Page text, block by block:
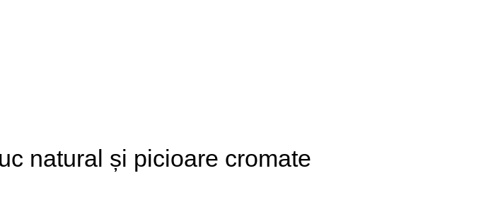
natural și picioare cromate